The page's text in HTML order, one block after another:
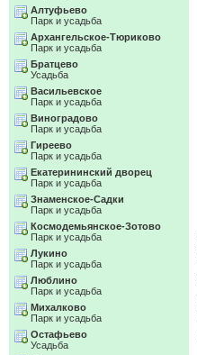
Алтуфьево
Парк и усадьба
Архангельское-Тюриково
Парк и усадьба
Братцево
Усадьба
Васильевское
Парк и усадьба
Виноградово
Парк и усадьба
Гиреево
Парк и усадьба
Екатерининский дворец
Парк и усадьба
Знаменское-Садки
Парк и усадьба
Космодемьянское-Зотово
Парк и усадьба
Лукино
Парк и усадьба
Люблино
Парк и усадьба
Михалково
Парк и усадьба
Остафьево
Усадьба